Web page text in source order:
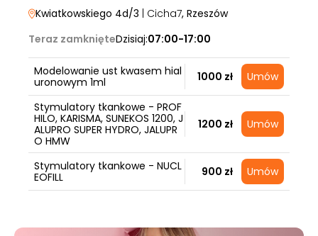
Kwiatkowskiego 4d/3 | Cicha7, Rzeszów
Teraz zamknięteDzisiaj:07:00-17:00
Modelowanie ust kwasem hial
uronowym 1ml
1000 zł Umów
Stymulatory tkankowe - PROF
HILO, KARISMA, SUNEKOS 1200, J
ALUPRO SUPER HYDRO, JALUPR
O HMW
1200 zł Umów
Stymulatory tkankowe - NUCL
EOFILL
900 zł Umów